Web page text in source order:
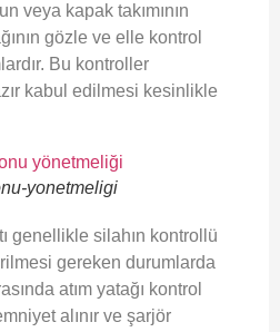
veya kapak takımının
gözle ve elle kontrol
Bu kontroller
kabul edilmesi kesinlikle
yonetmeligi
genellikle silahın kontrollü
gereken durumlarda
atım yatağı kontrol
alınır ve şarjör